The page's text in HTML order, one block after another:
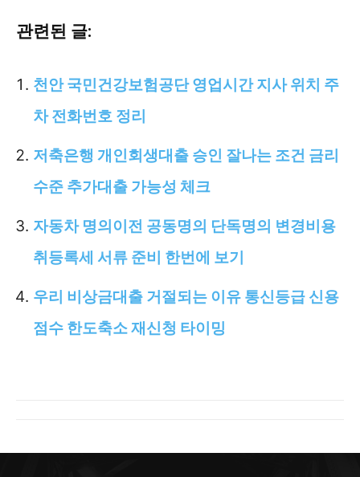
관련된 글:
천안 국민건강보험공단 영업시간 지사 위치 주
차 전화번호 정리
저축은행 개인회생대출 승인 잘나는 조건 금리
수준 추가대출 가능성 체크
자동차 명의이전 공동명의 단독명의 변경비용
취등록세 서류 준비 한번에 보기
우리 비상금대출 거절되는 이유 통신등급 신용
점수 한도축소 재신청 타이밍